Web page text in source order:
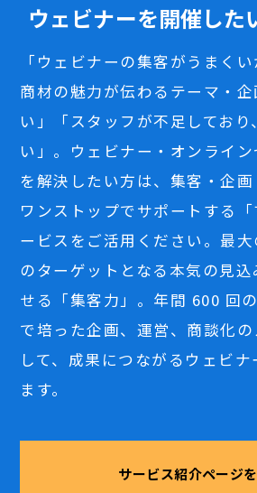
ウェビナーを開催した
「ウェビナーの集客がうまく
商材の魅力が伝わるテーマ・
い」「スタッフが不足しており
い」。ウェビナー・オンライ
を解決したい方は、集客・企
ワンストップでサポートする
ービスをご活用ください。最
のターゲットとなる本気の見
せる「集客力」。年間 600 回
で培った企画、運営、商談化
して、成果につながるウェビ
ます。
サービス紹介ページ